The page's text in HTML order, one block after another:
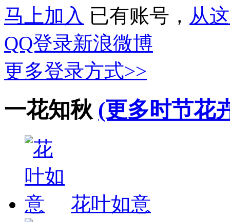
马上加入 已有账号， 从
QQ登录新浪微博
更多登录方式>>
一花知秋 (更多时节花
花叶如意